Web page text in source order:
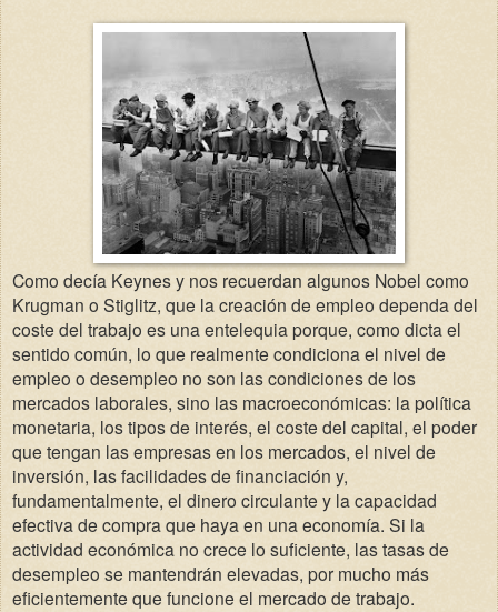
Como decía Keynes y nos recuerdan algunos Nobel como
Krugman o Stiglitz, que la creación de empleo dependa del
coste del trabajo es una entelequia porque, como dicta el
sentido común, lo que realmente condiciona el nivel de
empleo o desempleo no son las condiciones de los
mercados laborales, sino las macroeconómicas: la política
monetaria, los tipos de interés, el coste del capital, el poder
que tengan las empresas en los mercados, el nivel de
inversión, las facilidades de financiación y,
fundamentalmente, el dinero circulante y la capacidad
efectiva de compra que haya en una economía. Si la
actividad económica no crece lo suficiente, las tasas de
desempleo se mantendrán elevadas, por mucho más
eficientemente que funcione el mercado de trabajo.